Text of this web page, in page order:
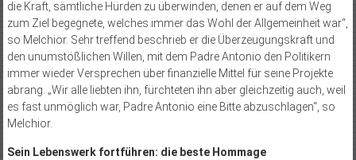
die Kraft, sämtliche Hürden zu überwinden, denen er auf dem Weg
zum Ziel begegnete, welches immer das Wohl der Allgemeinheit war“,
so Melchior. Sehr treffend beschrieb er die Überzeugungskraft und
den unumstößlichen Willen, mit dem Padre Antonio den Politikern
immer wieder Versprechen über finanzielle Mittel für seine Projekte
abrang. „Wir alle liebten ihn, fürchteten ihn aber gleichzeitig auch, weil
es fast unmöglich war, Padre Antonio eine Bitte abzuschlagen“, so
Melchior.
Sein Lebenswerk fortführen: die beste Hommage